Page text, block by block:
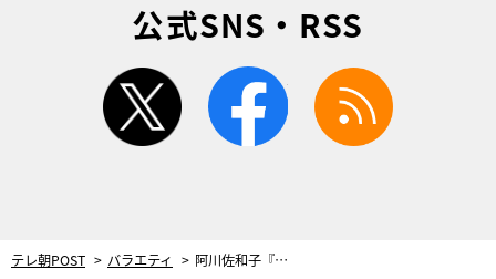
公式SNS・RSS
twitter facebook
テレ朝POST バラエティ 阿川佐和子『日曜マイチョイス』SP放送！森口瑤子、早見優、薬丸裕英…年男＆年女たちが登場